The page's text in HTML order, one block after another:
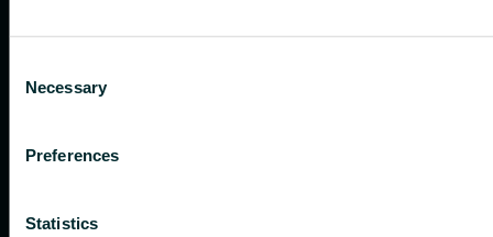
Selection
Necessary
Preferences
Statistics